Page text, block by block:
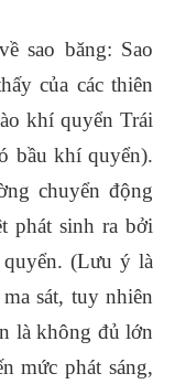
sao băng: Sao
của các thiên
khí quyển Trái
bầu khí quyển).
chuyển động
phát sinh ra bởi
(Lưu ý là
sát, tuy nhiên
là không đủ lớn
mức phát sáng,